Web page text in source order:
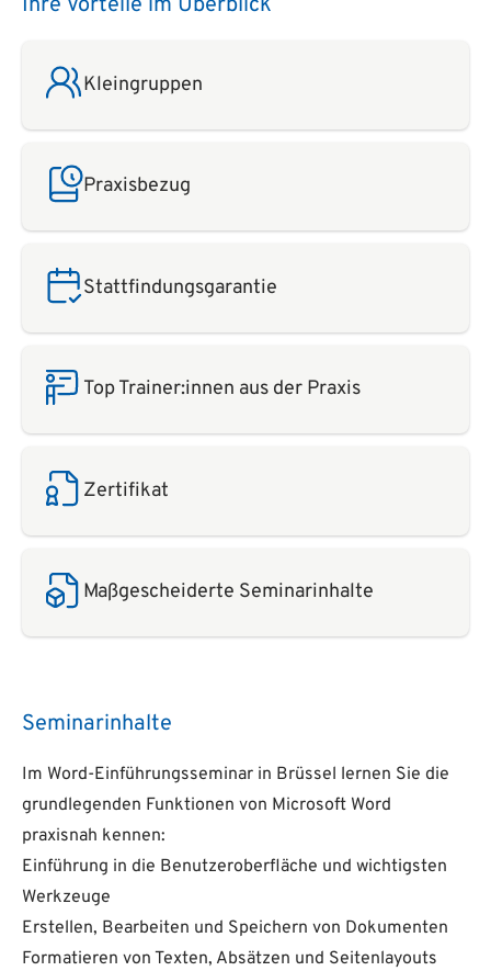
Kleingruppen
Praxisbezug
Stattfindungsgarantie
Top Trainer:innen aus der Praxis
Zertifikat
Maßgescheiderte Seminarinhalte
Seminarinhalte
Im Word-Einführungsseminar in Brüssel lernen Sie die
grundlegenden Funktionen von Microsoft Word
praxisnah kennen:
Einführung in die Benutzeroberfläche und wichtigsten
Werkzeuge
Erstellen, Bearbeiten und Speichern von Dokumenten
Formatieren von Texten, Absätzen und Seitenlayouts